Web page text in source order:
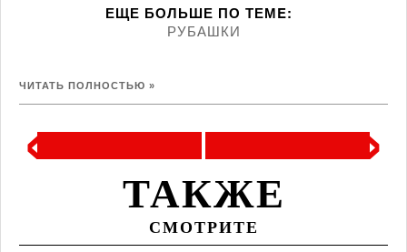
ЕЩЕ БОЛЬШЕ ПО ТЕМE:
РУБАШКИ
ЧИТАТЬ ПОЛНОСТЬЮ »
›
‹
ТАКЖЕ
СМОТРИТЕ